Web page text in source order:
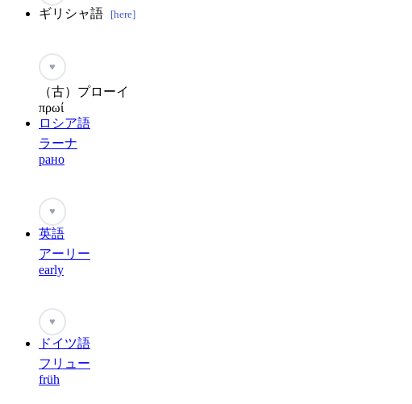
ギリシャ語 [here]
♥
（古）プローイ
πρωί
ロシア語
ラーナ
рано
♥
英語
アーリー
early
♥
ドイツ語
フリュー
früh